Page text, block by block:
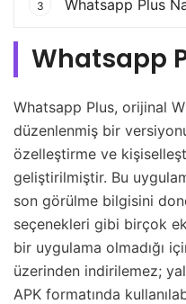
3 Whatsapp Plus
Whatsapp
Whatsapp Plus, orijinal
düzenlenmiş bir
özelleştirme ve
geliştirilmiştir. Bu
son görülme bilgisini
seçenekleri gibi birçok
bir uygulama olmadığı
üzerinden indirilemez;
APK formatında